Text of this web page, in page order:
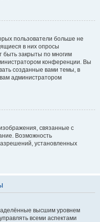
пользователи больше не
в них опросы
быть закрыты по многим
конференции. Вы
созданные вами темы, в
администратором
связанные с
Возможность
установленных
высшим уровнем
всеми аспектами